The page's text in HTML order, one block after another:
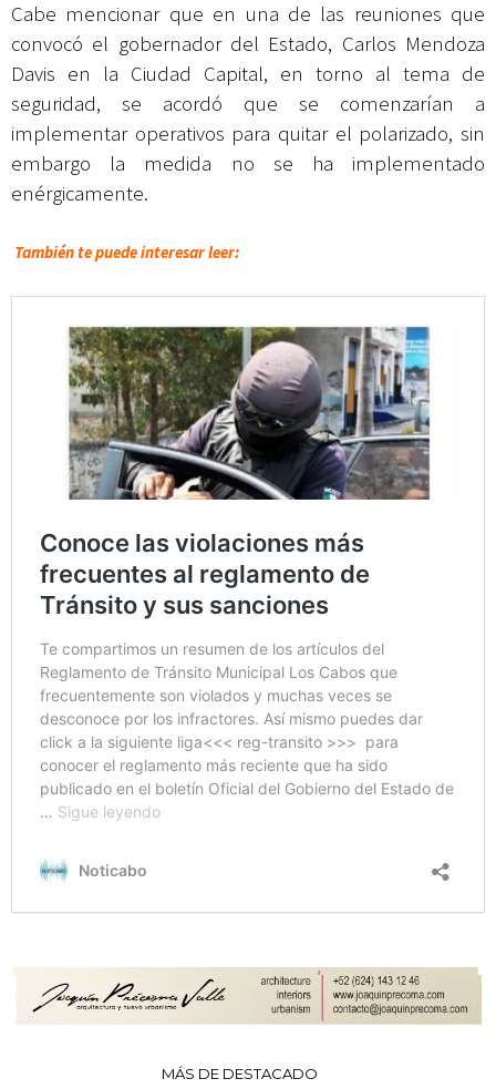
Cabe mencionar que en una de las reuniones que
convocó el gobernador del Estado, Carlos Mendoza
Davis en la Ciudad Capital, en torno al tema de
seguridad, se acordó que se comenzarían a
implementar operativos para quitar el polarizado, sin
embargo la medida no se ha implementado
enérgicamente.
También te puede interesar leer:
MÁS DE DESTACADO